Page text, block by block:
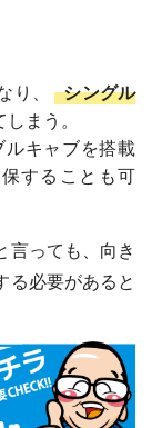
り、 シングル
まう。
ルキャブを搭載
することも可
言っても、向き
る必要があると